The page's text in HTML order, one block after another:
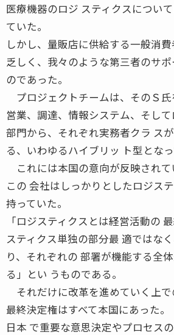
医療機器のロジ スティクスについ
ていた。
しかし、量販店に供給する一般消
乏しく、我々のような第三者のサ
のであった。
プロジェクトチームは、そのＳ氏
営業、調達、情報システム、そし
部門から、それぞれ実務者クラ ス
る、いわゆるハイブリッ ト型となっ
これには本国の意向が反映されて
この 会社はしっかりとしたロジス
持っていた。
「ロジスティクスとは経営活動の
スティクス単独の部分最 適ではな
り、それぞれの 部署が機能する全
る」とい うものである。
それだけに改革を進めていく上で
最終決定権はすべて本国にあった。
日本 で重要な意思決定やプロセス